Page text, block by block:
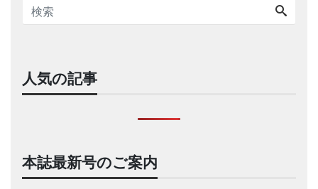
人気の記事
本誌最新号のご案内